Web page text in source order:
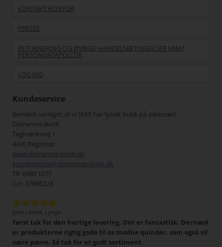
KONTAKT KONTOR
PRESSE
RETURNERING OG ØVRIGE HANDELSBETINGELSER SAMT
PERSONDATAPOLITIK
LOG IND
Kundeservice
Bemærk venligst, at vi IKKE har fysisk butik på adressen!
Damernes Butik
Teglværksvej 1
4420 Regstrup
www.damernes-butik.dk
kundeservice@damernes-butik.dk
Tlf. 6080 1077
Cvr. 37885223
Jytte Lemke, Lynge:
Først tak for den hurtige levering. Det er fantastisk. Dernæst
er produkterne rigtig gode til os modne quinder, som også vil
være pæne. Så tak for et godt sortiment.